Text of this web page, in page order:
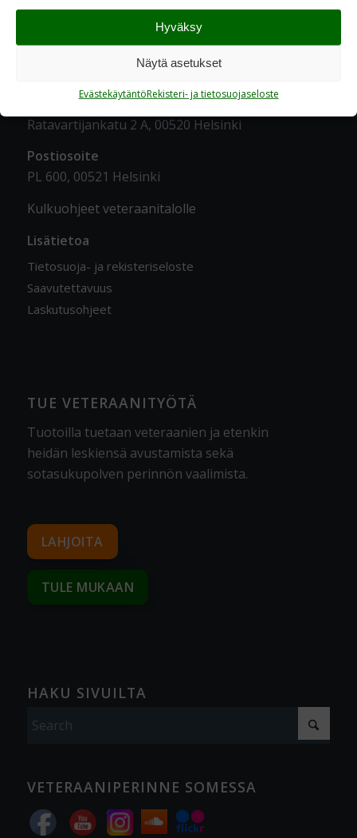
Hyväksy
Näytä asetukset
EvästekäytäntöRekisteri- ja tietosuojaseloste
Katuosoite
Ratavartijankatu 2 A, 00520 Helsinki
Postiosoite
PL 600, 00521 Helsinki
Kulkuohjeet veteraanitalolle
Lisätietoa
Tietosuoja- ja rekisteriseloste
Saavutettavuus
Laskutusohjeet
TUE VETERAANITYÖTÄ
Tuotoilla tuetaan veteraanien ja etenkin
heidän leskiensä avustamista sekä
sotasukupolven perinnön vaalimista.
LAHJOITA
TULE MUKAAN
HAKU SIVUILTA
VETERAANIPERINNE SOMESSA